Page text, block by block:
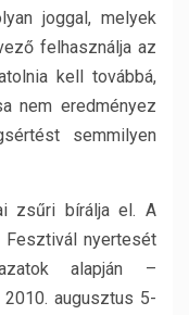
joggal, melyek
felhasználja az
kell továbbá,
nem eredményez
semmilyen
zsűri bírálja el. A
nyertesét
alapján –
augusztus 5-